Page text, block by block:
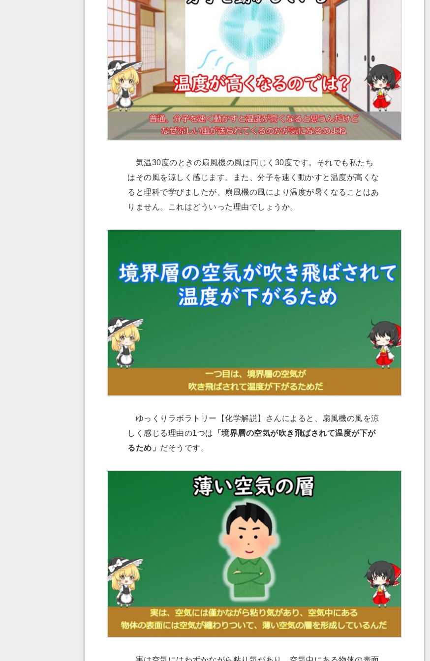
気温30度のときの扇風機の風は同じく30度です。それでも私たち
はその風を涼しく感じます。また、分子を速く動かすと温度が高くな
ると理科で学びましたが、扇風機の風により温度が暑くなることはあ
りません。これはどういった理由でしょうか。
ゆっくりラボラトリー【化学解説】さんによると、扇風機の風を涼
しく感じる理由の1つは 「境界層の空気が吹き飛ばされて温度が下が
るため」 だそうです。